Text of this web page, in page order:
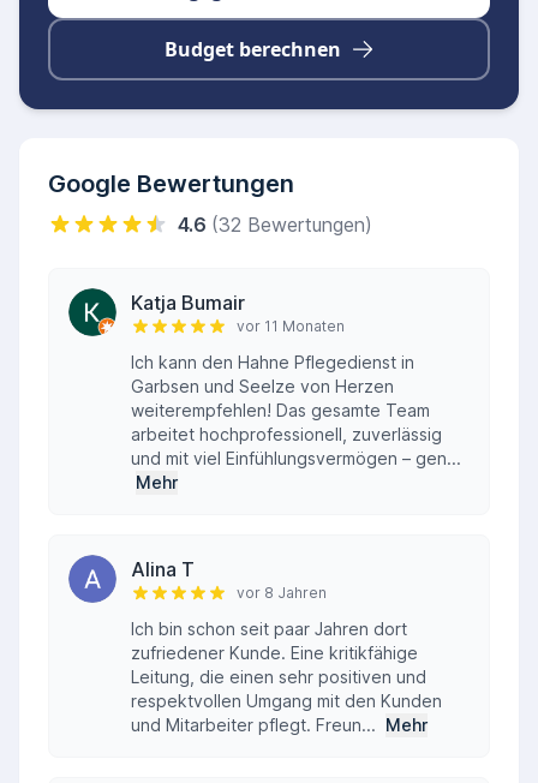
Budget berechnen
Google Bewertungen
4.6 (32 Bewertungen)
Katja Bumair
vor 11 Monaten
Ich kann den Hahne Pflegedienst in
Garbsen und Seelze von Herzen
weiterempfehlen! Das gesamte Team
arbeitet hochprofessionell, zuverlässig
und mit viel Einfühlungsvermögen – gen...
Mehr
Alina T
vor 8 Jahren
Ich bin schon seit paar Jahren dort
zufriedener Kunde. Eine kritikfähige
Leitung, die einen sehr positiven und
respektvollen Umgang mit den Kunden
und Mitarbeiter pflegt. Freun... Mehr